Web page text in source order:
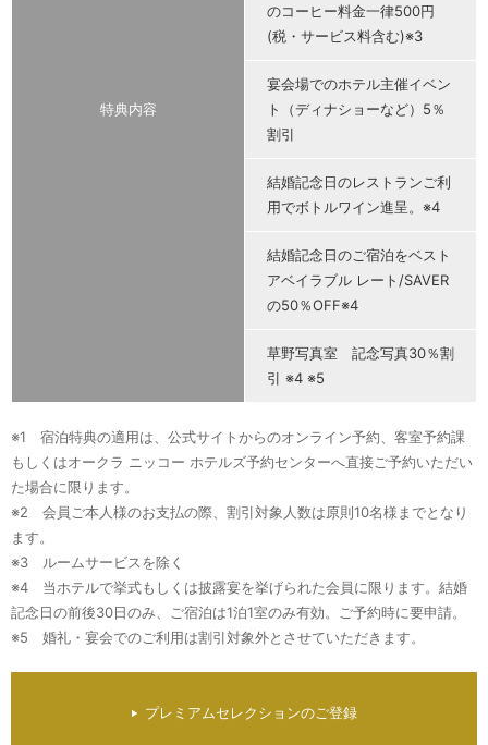
特典内容
のコーヒー料金一律500円
(税・サービス料含む)※3
宴会場でのホテル主催イベン
ト（ディナショーなど）5％
割引
結婚記念日のレストランご利
用でボトルワイン進呈。※4
結婚記念日のご宿泊をベスト
アベイラブル レート/SAVER
の50％OFF※4
草野写真室 記念写真30％割
引 ※4 ※5
※1 宿泊特典の適用は、公式サイトからのオンライン予約、客室予約課
もしくはオークラ ニッコー ホテルズ予約センターへ直接ご予約いただい
た場合に限ります。
※2 会員ご本人様のお支払の際、割引対象人数は原則10名様までとなり
ます。
※3 ルームサービスを除く
※4 当ホテルで挙式もしくは披露宴を挙げられた会員に限ります。結婚
記念日の前後30日のみ、ご宿泊は1泊1室のみ有効。ご予約時に要申請。
※5 婚礼・宴会でのご利用は割引対象外とさせていただきます。
プレミアムセレクションのご登録